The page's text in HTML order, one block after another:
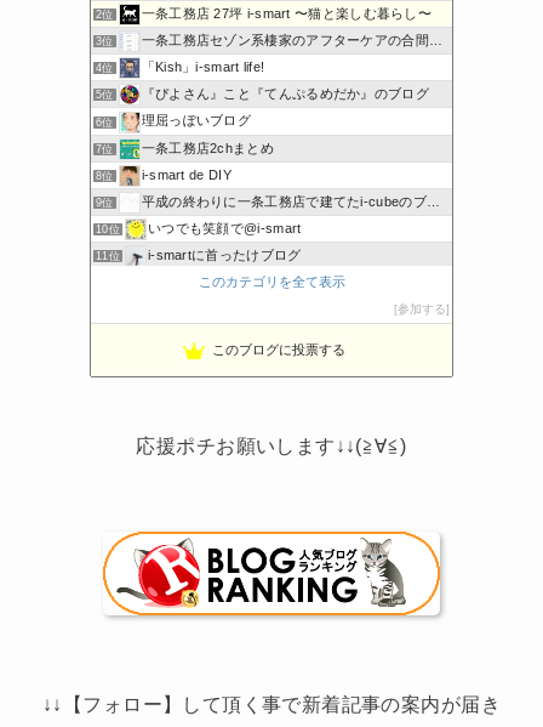
2位 一条工務店 27坪 i-smart 〜猫と楽しむ暮らし〜
3位 一条工務店セゾン系棲家のアフターケアの合間に綴るブログ
4位 「Kish」i-smart life!
5位 『ぴよさん』こと『てんぷるめだか』のブログ
6位 理屈っぽいブログ
7位 一条工務店2chまとめ
8位 i-smart de DIY
9位 平成の終わりに一条工務店で建てたi-cubeのブログ
10位 いつでも笑顔で@i-smart
11位 i-smartに首ったけブログ
節約しないエコライフ
わかまっちょのおうち
このカテゴリを全て表示
参加する
このブログに投票する
応援ポチお願いします↓↓(≧∀≦)
↓↓【フォロー】して頂く事で新着記事の案内が届き